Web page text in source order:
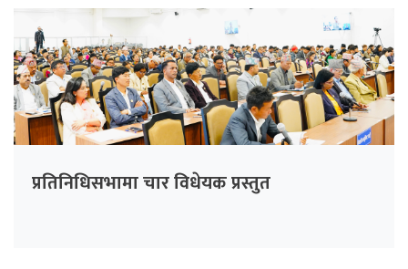
प्रतिनिधिसभामा चार विधेयक प्रस्तुत